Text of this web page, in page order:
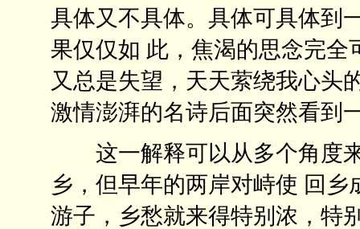
具体又不具体。具体可具体到
果仅仅如 此，焦渴的思念完
又总是失望，天天萦绕我心头
激情澎湃的名诗后面突然看到
这一解释可以从多个角度来
乡，但早年的两岸对峙使 回
游子，乡愁就来得特别浓，特